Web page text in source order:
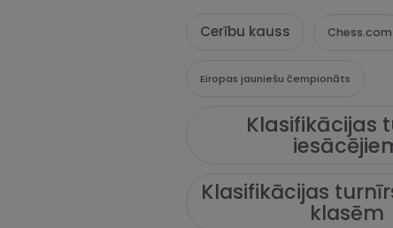
Cerību kauss Chess.com
Eiropas jauniešu čempionāts
Klasifikācijas
Klasifikācijas
klasēm